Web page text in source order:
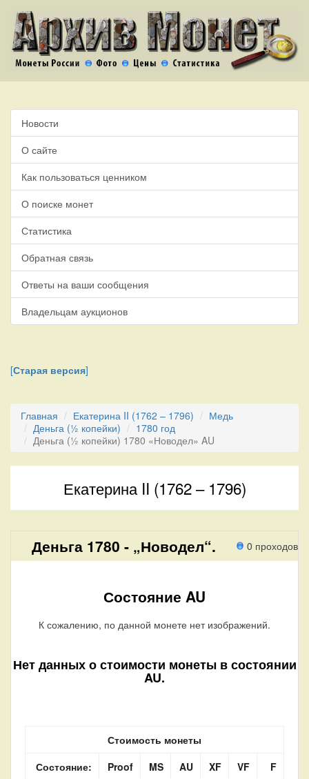
Новости
О сайте
Как пользоваться ценником
О поиске монет
Статистика
Обратная связь
Ответы на ваши сообщения
Владельцам аукционов
[Старая версия]
Главная Екатерина II (1762 – 1796)
Медь
Деньга (½ копейки)
1780 год
Деньга (½ копейки) 1780 «Новодел» AU
Екатерина II (1762 – 1796)
0 проходов
Деньга 1780 - „Новодел“.
Состояние AU
К сожалению, по данной монете нет изображений.
Нет данных о стоимости монеты в состоянии
AU.
Стоимость монеты
Состояние:
Proof MS AU XF VF
F